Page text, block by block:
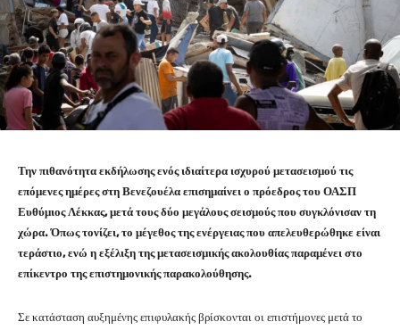
Την πιθανότητα εκδήλωσης ενός ιδιαίτερα ισχυρού μετασεισμού τις
επόμενες ημέρες στη Βενεζουέλα επισημαίνει ο πρόεδρος του ΟΑΣΠ
Ευθύμιος Λέκκας, μετά τους δύο μεγάλους σεισμούς που συγκλόνισαν τη
χώρα. Όπως τονίζει, το μέγεθος της ενέργειας που απελευθερώθηκε είναι
τεράστιο, ενώ η εξέλιξη της μετασεισμικής ακολουθίας παραμένει στο
επίκεντρο της επιστημονικής παρακολούθησης.
Σε κατάσταση αυξημένης επιφυλακής βρίσκονται οι επιστήμονες μετά το